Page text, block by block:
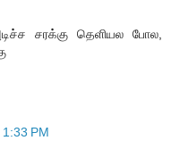
சரக்கு தெளியல போல,
PM